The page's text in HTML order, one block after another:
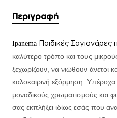
Περιγραφή
Ipanema Παιδικές Σαγιονάρες
καλύτερο τρόπο και τους
ξεχωρίζουν, να νιώθουν άνετοι
καλοκαιρινή εξόρμηση.
μοναδικούς χρωματισμούς και
σας εκπλήξει ιδίως εσάς που